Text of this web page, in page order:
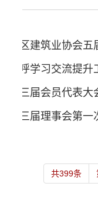
治区建筑业协会五
赴呼学习交流提升
第三届会员代表大
第三届理事会第一
共399条